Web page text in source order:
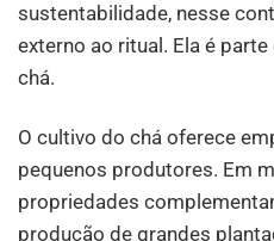
sustentabilidade, nesse
externo ao ritual. Ela é
chá.
O cultivo do chá oferece
pequenos produtores. Em
propriedades
produção de grandes